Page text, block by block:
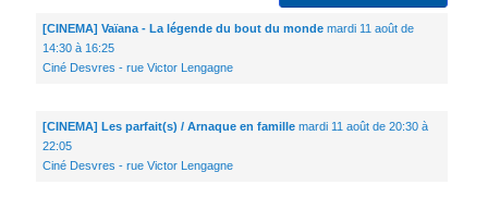
[CINEMA] Vaïana - La légende du bout du mondemardi 11 août de
14:30 à 16:25
Ciné Desvres - rue Victor Lengagne
[CINEMA] Les parfait(s) / Arnaque en famillemardi 11 août de 20:30 à
22:05
Ciné Desvres - rue Victor Lengagne